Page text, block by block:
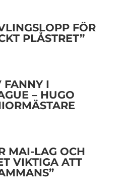
FÖR
PLÅSTRET”
FANNY I
– HUGO
MAI-LAG OCH
VIKTIGA ATT